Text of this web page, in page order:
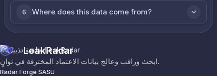
6 Where does this data come from?
LeakRadar
ابحث وراقب وعالج بيانات الاعتماد المخترقة في ثوانٍ.
Radar Forge SASU